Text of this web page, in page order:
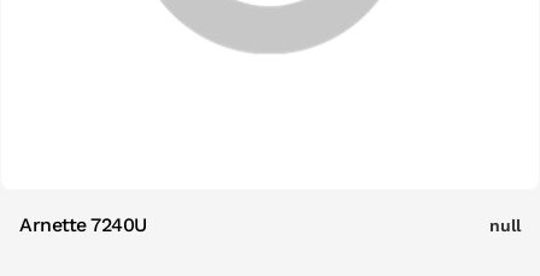
Arnette 7240U null